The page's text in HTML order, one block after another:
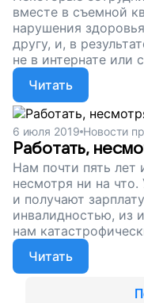
вместе в съемной
нарушения
другу, и, в
не в интернате или
появилась вторая
живет Таня из
вместе с
– на работу
Помогите людям с
самостоятельно,
определять свою
Читать
6 июля 2019 Новости
Работать,
Нам почти пять
несмотря ни на
и получают
инвалидностью, из
нам катастрофически не
назад летом вы уже
оплатить аренду.
– поддержите
людям с
Читать